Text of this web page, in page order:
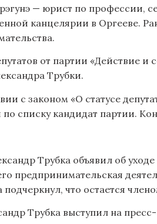
— юрист по профессии,
канцелярии в Оргееве.
от партии «Действие и
Трубки.
с законом «О статусе
списку кандидат партии.
Трубка объявил об
предпринимательская
подчеркнул, что остается
Трубка выступил на